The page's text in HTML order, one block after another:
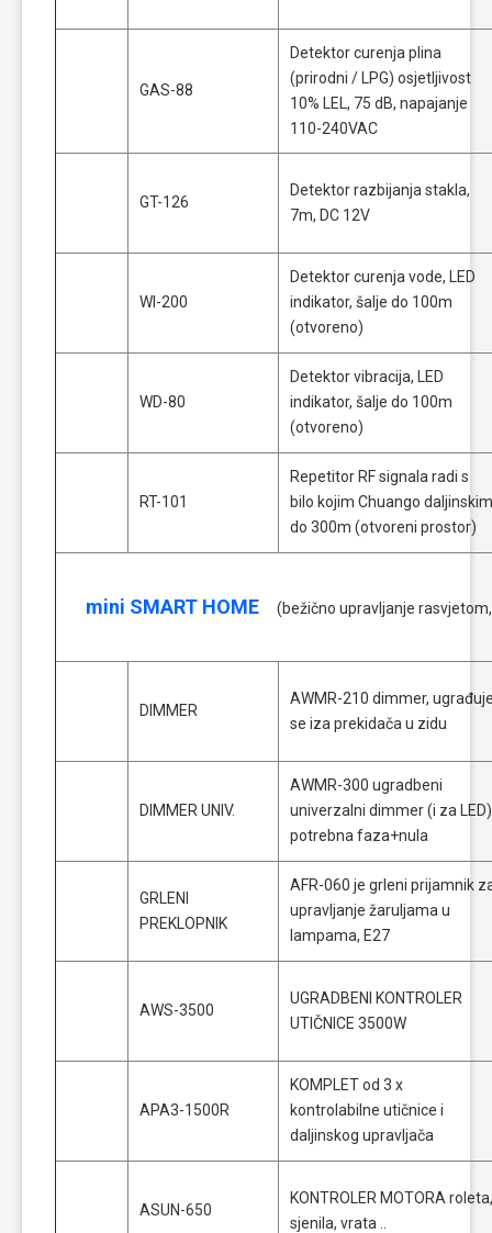
GAS-88
Detektor curenja plina
(prirodni / LPG) osjetljivost
10% LEL, 75 dB, napajanje
110-240VAC
GT-126
Detektor razbijanja stakla,
7m, DC 12V
WI-200
Detektor curenja vode, LED
indikator, šalje do 100m
(otvoreno)
WD-80
Detektor vibracija, LED
indikator, šalje do 100m
(otvoreno)
RT-101
Repetitor RF signala radi s
bilo kojim Chuango daljinskim
do 300m (otvoreni prostor)
mini SMART HOME (bežično upravljanje
DIMMER
AWMR-210 dimmer,
se iza prekidača u zidu
DIMMER UNIV.
AWMR-300 ugradbeni
univerzalni dimmer (i za
potrebna faza+nula
GRLENI
PREKLOPNIK
AFR-060 je grleni prijamnik
upravljanje žaruljama u
lampama, E27
AWS-3500
UGRADBENI KONTROLER
UTIČNICE 3500W
APA3-1500R
KOMPLET od 3 x
kontrolabilne utičnice i
daljinskog upravljača
ASUN-650
KONTROLER MOTORA roleta,
sjenila, vrata ..